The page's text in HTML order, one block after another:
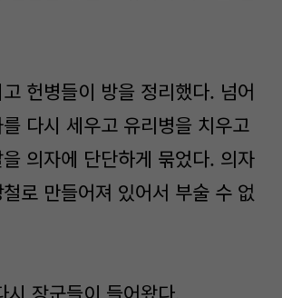
헌병들이 방을 정리했다. 넘어
다시 세우고 유리병을 치우고
의자에 단단하게 묶었다. 의자
로 만들어져 있어서 부술 수 없
시 장군들이 들어왔다.